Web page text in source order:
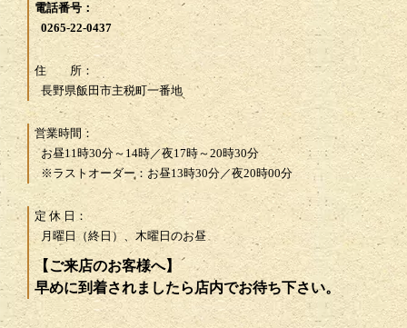
電話番号：
0265-22-0437
住 所：
長野県飯田市主税町一番地
営業時間：
お昼11時30分～14時／夜17時～20時30分
※ラストオーダー：お昼13時30分／夜20時00分
定 休 日：
月曜日（終日）、木曜日のお昼
【ご来店のお客様へ】
早めに到着されましたら店内でお待ち下さい。